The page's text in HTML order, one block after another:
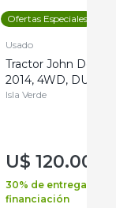
Ofertas Especiales
Usado
Tractor John Deere
2014, 4WD, DUAL
Isla Verde
U$ 120.000
30% de entrega +
financiación